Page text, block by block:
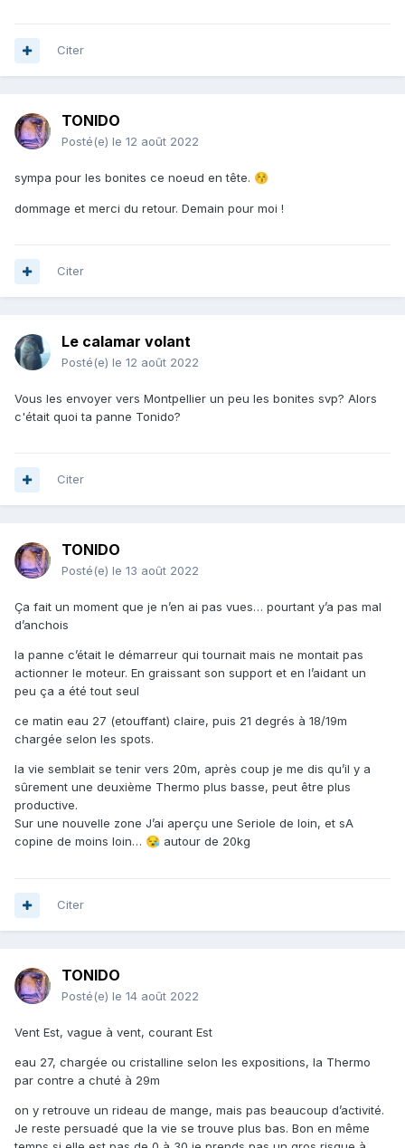
Citer
TONIDO
Posté(e) le 12 août 2022
sympa pour les bonites ce noeud en tête. 😚
dommage et merci du retour. Demain pour moi !
Citer
Le calamar volant
Posté(e) le 12 août 2022
Vous les envoyer vers Montpellier un peu les bonites svp? Alors
c'était quoi ta panne Tonido?
Citer
TONIDO
Posté(e) le 13 août 2022
Ça fait un moment que je n’en ai pas vues… pourtant y’a pas mal
d’anchois
la panne c’était le démarreur qui tournait mais ne montait pas
actionner le moteur. En graissant son support et en l’aidant un
peu ça a été tout seul
ce matin eau 27 (etouffant) claire, puis 21 degrés à 18/19m
chargée selon les spots.
la vie semblait se tenir vers 20m, après coup je me dis qu’il y a
sûrement une deuxième Thermo plus basse, peut être plus
productive.
Sur une nouvelle zone J’ai aperçu une Seriole de loin, et sA
copine de moins loin… 😪 autour de 20kg
Citer
TONIDO
Posté(e) le 14 août 2022
Vent Est, vague à vent, courant Est
eau 27, chargée ou cristalline selon les expositions, la Thermo
par contre a chuté à 29m
on y retrouve un rideau de mange, mais pas beaucoup d’activité.
Je reste persuadé que la vie se trouve plus bas. Bon en même